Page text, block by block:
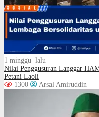
1 minggu lalu
Nilai Penggusuran Langgar
Petani Laoli
1300
Arsal Amiruddin